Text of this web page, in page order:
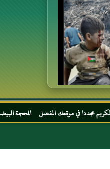
المحجة البيضاء موقع الحبر